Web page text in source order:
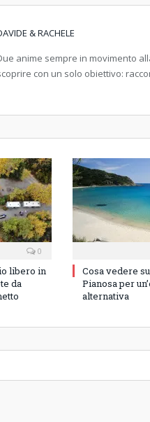
& RACHELE
anime sempre in movimento
con un solo obiettivo:
0
libero in
da
Cosa vedere
Pianosa per
alternativa